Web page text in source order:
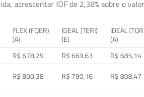
acrescentar IOF de 2,38% sobre o
FLEX (FQER)
(A)
IDEAL (TERI)
(E)
IDEAL
(A)
R$ 678,29 R$ 669,63 R$ 685,14
R$ 800,38 R$ 790,16 R$ 808,47